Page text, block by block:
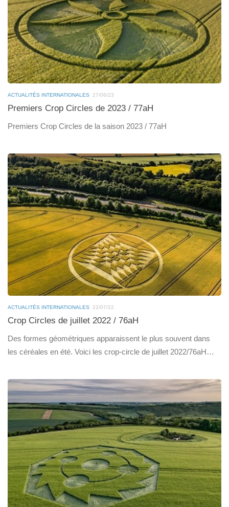
ACTUALITÉS INTERNATIONALES 27/06/23
Premiers Crop Circles de 2023 / 77aH
Premiers Crop Circles de la saison 2023 / 77aH
ACTUALITÉS INTERNATIONALES 22/07/22
Crop Circles de juillet 2022 / 76aH
Des formes géométriques apparaissent le plus souvent dans
les céréales en été. Voici les crop-circle de juillet 2022/76aH…